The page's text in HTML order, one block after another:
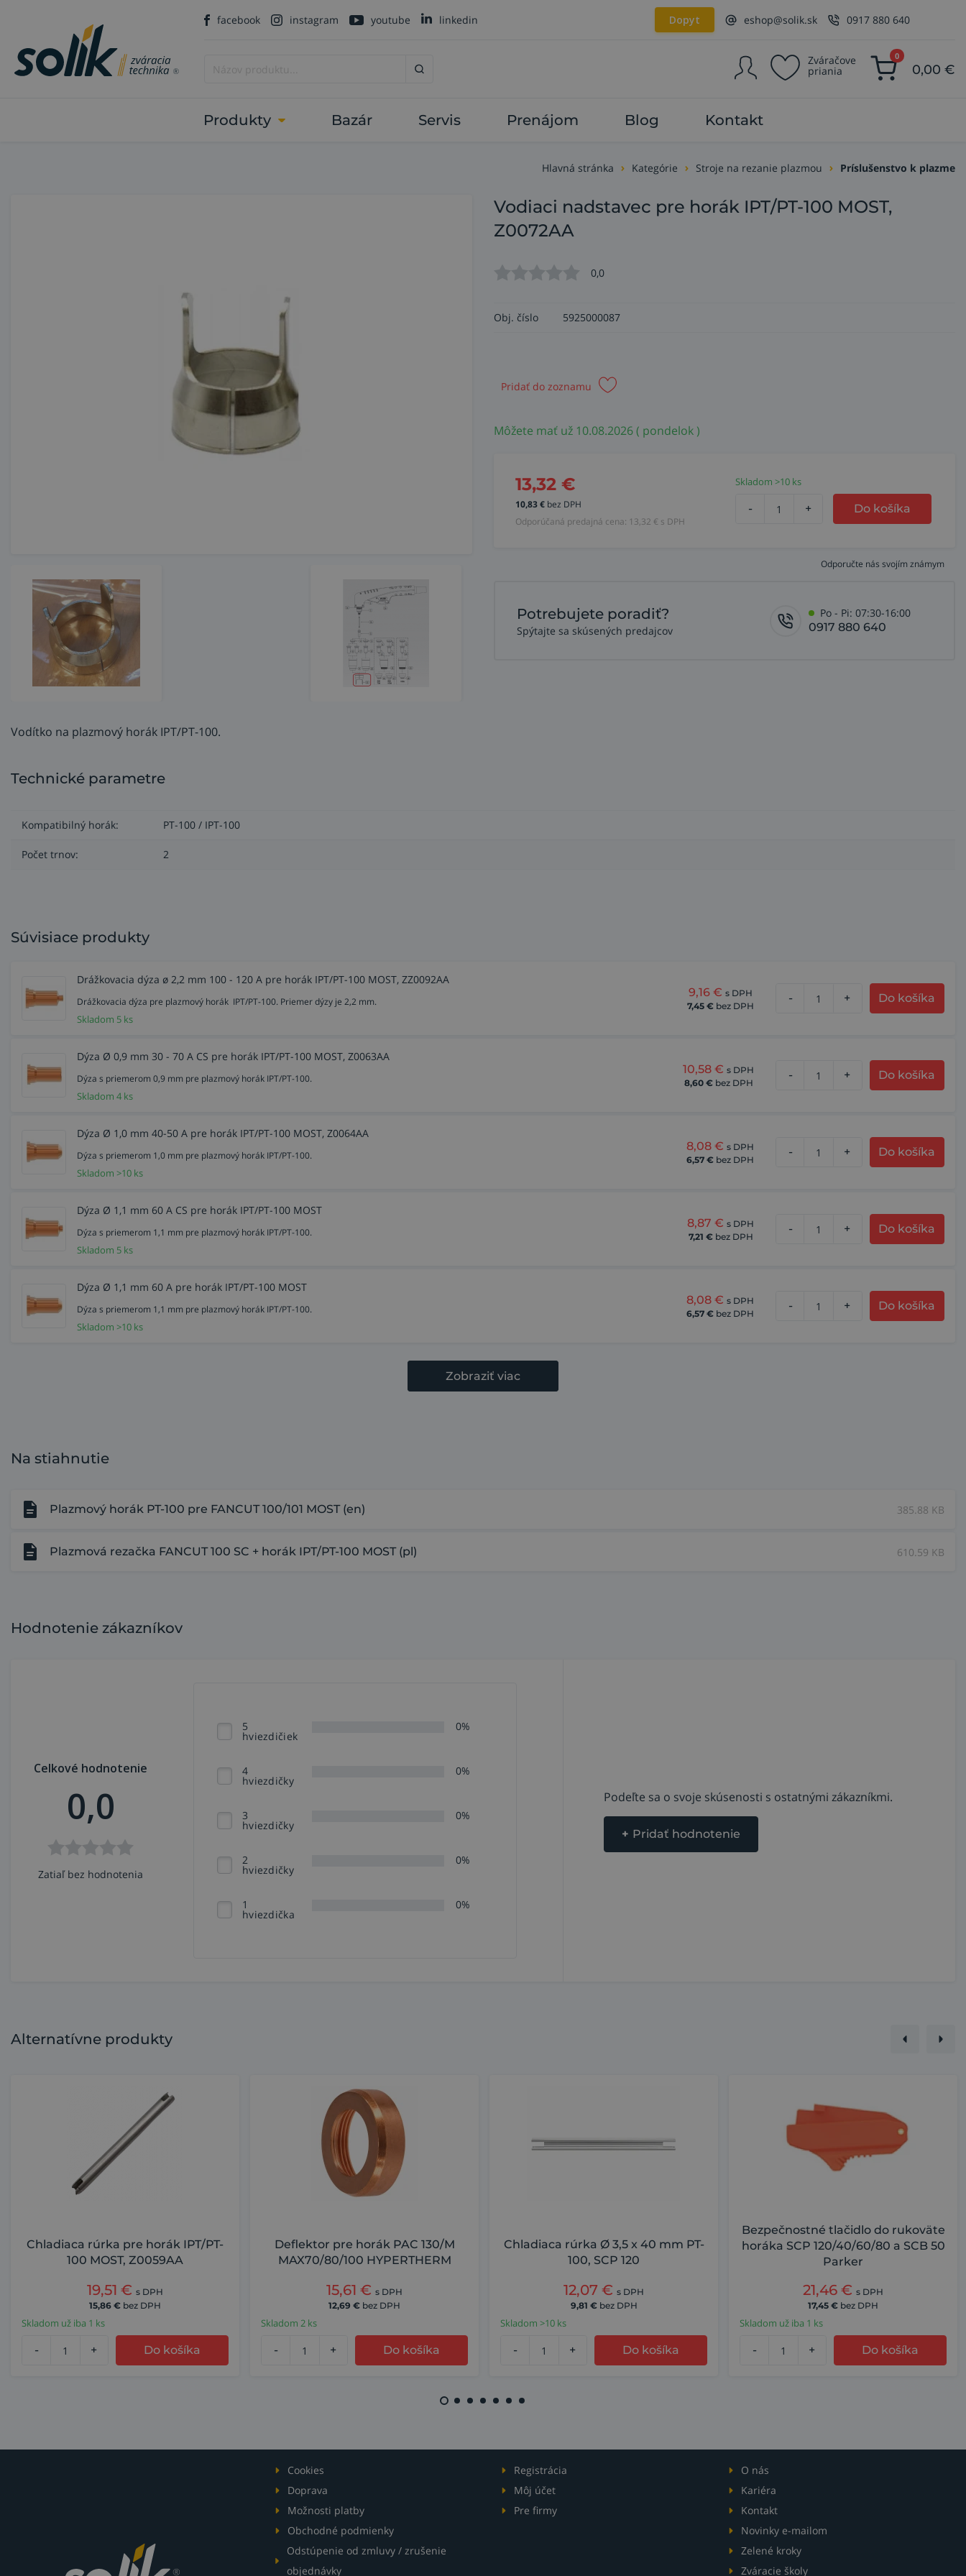
facebook instagram youtube linkedin Dopyt eshop@solik.sk 0917 880 640
Zváračove
priania
0
0,00 €
Produkty Bazár Servis Prenájom Blog Kontakt
Hlavná stránka Kategórie Stroje na rezanie plazmou Príslušenstvo k plazme
Vodiaci nadstavec pre horák IPT/PT-100 MOST,
Z0072AA
0,0
Obj. číslo 5925000087
Pridať do zoznamu
Môžete mať už 10.08.2026 ( pondelok )
13,32 €
10,83€ bez DPH
Odporúčaná predajná cena: 13,32 € s DPH
Skladom >10 ks
- + Do košíka
Odporučte nás svojím známym
Potrebujete poradiť?
Spýtajte sa skúsených predajcov
Po - Pi: 07:30-16:00
0917 880 640
Vodítko na plazmový horák IPT/PT-100.
Technické parametre
Kompatibilný horák: PT-100 / IPT-100
Počet trnov: 2
Súvisiace produkty
Drážkovacia dýza ø 2,2 mm 100 - 120 A pre horák IPT/PT-100 MOST, ZZ0092AA
Drážkovacia dýza pre plazmový horák IPT/PT-100. Priemer dýzy je 2,2 mm.
Skladom 5 ks
9,16 € s DPH
7,45 € bez DPH
- + Do košíka
Dýza Ø 0,9 mm 30 - 70 A CS pre horák IPT/PT-100 MOST, Z0063AA
Dýza s priemerom 0,9 mm pre plazmový horák IPT/PT-100.
Skladom 4 ks
10,58 € s DPH
8,60 € bez DPH
- + Do košíka
Dýza Ø 1,0 mm 40-50 A pre horák IPT/PT-100 MOST, Z0064AA
Dýza s priemerom 1,0 mm pre plazmový horák IPT/PT-100.
Skladom >10 ks
8,08 € s DPH
6,57 € bez DPH
- + Do košíka
Dýza Ø 1,1 mm 60 A CS pre horák IPT/PT-100 MOST
Dýza s priemerom 1,1 mm pre plazmový horák IPT/PT-100.
Skladom 5 ks
8,87 € s DPH
7,21 € bez DPH
- + Do košíka
Dýza Ø 1,1 mm 60 A pre horák IPT/PT-100 MOST
Dýza s priemerom 1,1 mm pre plazmový horák IPT/PT-100.
Skladom >10 ks
8,08 € s DPH
6,57 € bez DPH
- + Do košíka
Zobraziť viac
Na stiahnutie
Plazmový horák PT-100 pre FANCUT 100/101 MOST (en) 385.88 KB
Plazmová rezačka FANCUT 100 SC + horák IPT/PT-100 MOST (pl) 610.59 KB
Hodnotenie zákazníkov
Celkové hodnotenie
0,0
Zatiaľ bez hodnotenia
5
hviezdičiek
0%
4
hviezdičky
0%
3
hviezdičky
0%
2
hviezdičky
0%
1
hviezdička
0%
Podeľte sa o svoje skúsenosti s ostatnými zákazníkmi.
+ Pridať hodnotenie
Alternatívne produkty
Chladiaca rúrka pre horák IPT/PT-
100 MOST, Z0059AA
19,51 € s DPH
15,86 € bez DPH
Skladom už iba 1 ks
- + Do košíka
Deflektor pre horák PAC 130/M
MAX70/80/100 HYPERTHERM
15,61 € s DPH
12,69 € bez DPH
Skladom 2 ks
- + Do košíka
Chladiaca rúrka Ø 3,5 x 40 mm PT-
100, SCP 120
12,07 € s DPH
9,81 € bez DPH
Skladom >10 ks
- + Do košíka
Bezpečnostné tlačidlo do rukoväte
horáka SCP 120/40/60/80 a SCB 50
Parker
21,46 € s DPH
17,45 € bez DPH
Skladom už iba 1 ks
- + Do košíka
Cookies
Doprava
Možnosti platby
Obchodné podmienky
Odstúpenie od zmluvy / zrušenie
objednávky
Registrácia
Môj účet
Pre firmy
O nás
Kariéra
Kontakt
Novinky e-mailom
Zelené kroky
Zváracie školy